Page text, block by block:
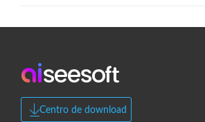
Centro de download